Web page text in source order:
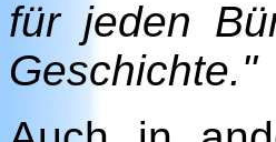
für jeden
Geschichte."